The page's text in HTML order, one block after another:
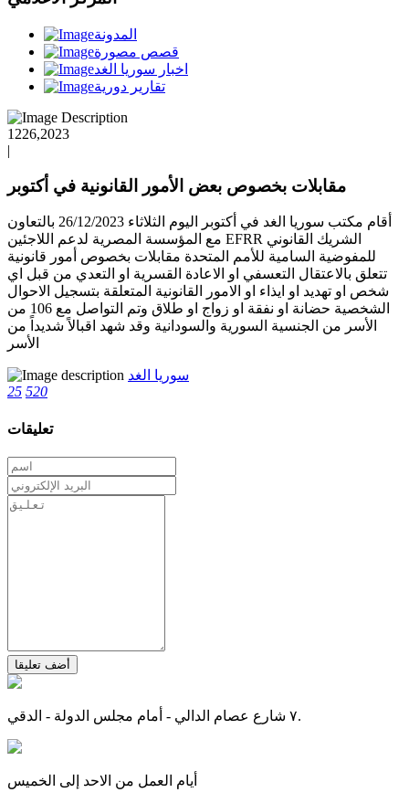
المدونة
قصص مصورة
اخبار سوريا الغد
تقارير دورية
1226,2023
|
مقابلات بخصوص بعض الأمور القانونية في أكتوبر
أقام مكتب سوريا الغد في أكتوبر اليوم الثلاثاء 26/12/2023 بالتعاون
مع المؤسسة المصرية لدعم اللاجئين EFRR الشريك القانوني
للمفوضية السامية للأمم المتحدة مقابلات بخصوص أمور قانونية
تتعلق بالاعتقال التعسفي او الاعادة القسرية او التعدي من قبل اي
شخص او تهديد او ايذاء او الامور القانونية المتعلقة بتسجيل الاحوال
الشخصية حضانة او نفقة او زواج او طلاق وتم التواصل مع 106 من
الأسر من الجنسية السورية والسودانية وقد شهد اقبالاً شديداً من
الأسر
سوريا الغد
25 520
تعليقات
أضف تعليقا
٧ شارع عصام الدالي - أمام مجلس الدولة - الدقي.
أيام العمل من الاحد إلى الخميس